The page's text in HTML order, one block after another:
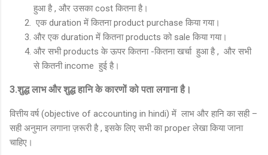
हुआ है , और उसका cost कितना है।
एक duration में कितना product purchase किया गया।
और एक duration में कितना products को sale किया गया।
और सभी products के ऊपर कितना -कितना खर्चा हुआ है , और सभी
से कितनी income हुई है।
3.शुद्ध लाभ और शुद्ध हानि के कारणों को पता लगाना है।
वित्तीय वर्ष (objective of accounting in hindi) में लाभ और हानि का सही –
सही अनुमान लगाना ज़रूरी है , इसके लिए सभी का proper लेखा किया जाना
चाहिए।